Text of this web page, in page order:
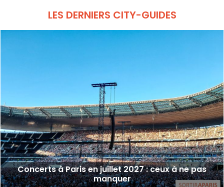
LES DERNIERS CITY-GUIDES
Concerts à Paris en juillet 2027 : ceux à ne pas
manquer